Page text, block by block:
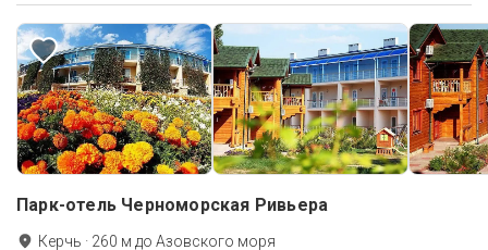
Парк-отель Черноморская Ривьера
Керчь · 260 м до Азовского моря